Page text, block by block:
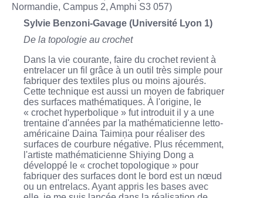
Normandie, Campus 2, Amphi S3 057)
Sylvie Benzoni-Gavage (Université Lyon 1)
De la topologie au crochet
Dans la vie courante, faire du crochet revient à
entrelacer un fil grâce à un outil très simple pour
fabriquer des textiles plus ou moins ajourés.
Cette technique est aussi un moyen de fabriquer
des surfaces mathématiques. À l'origine, le
« crochet hyperbolique » fut introduit il y a une
trentaine d'années par la mathématicienne letto-
américaine Daina Taimiņa pour réaliser des
surfaces de courbure négative. Plus récemment,
l'artiste mathématicienne Shiying Dong a
développé le « crochet topologique » pour
fabriquer des surfaces dont le bord est un nœud
ou un entrelacs. Ayant appris les bases avec